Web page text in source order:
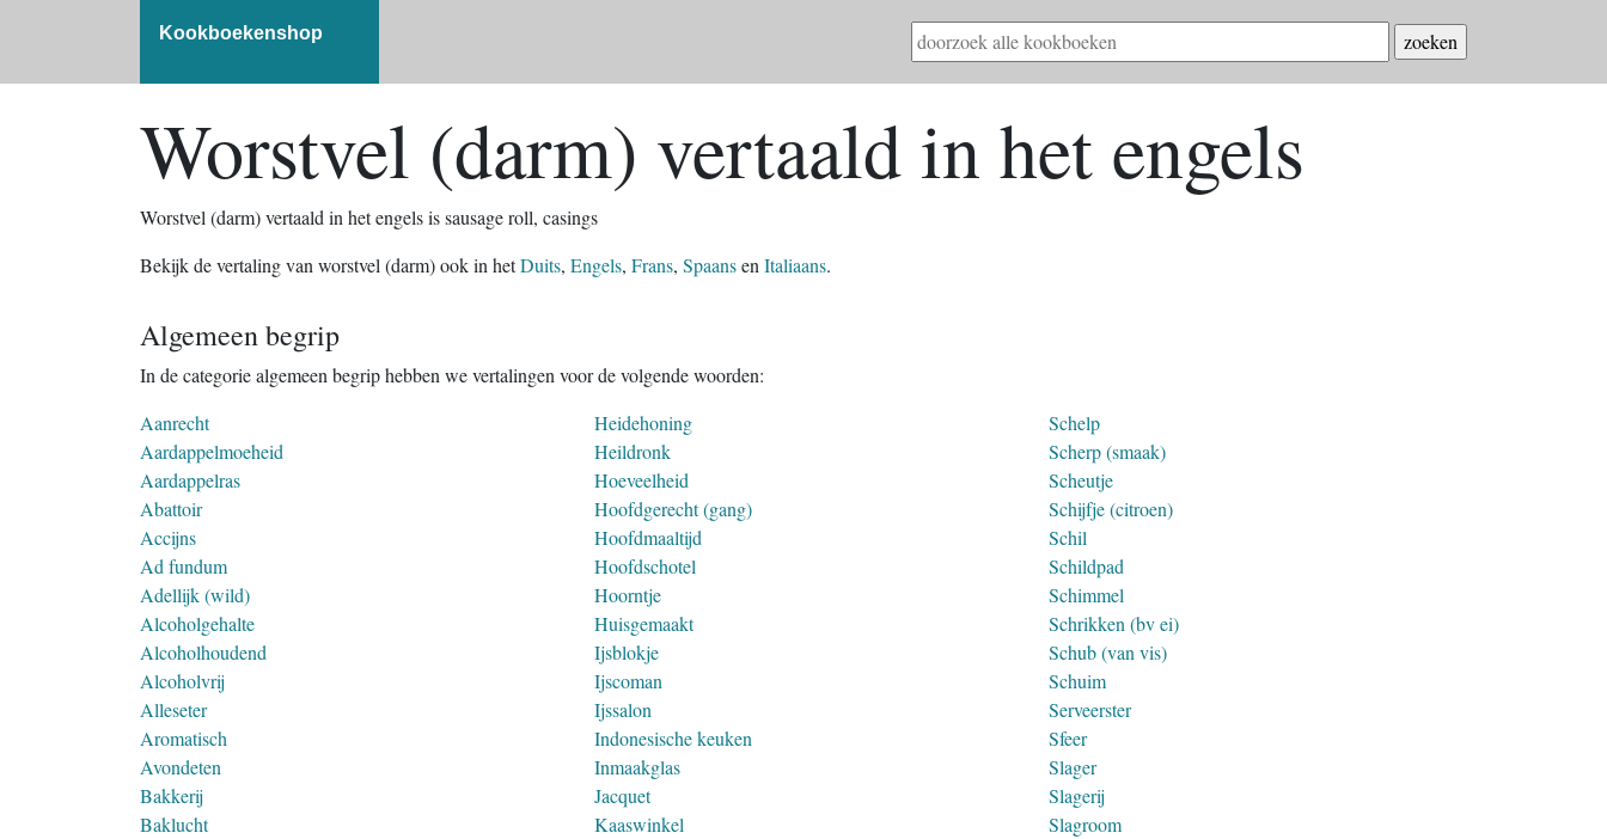
Kookboekenshop
Worstvel (darm) vertaald in het engels
Worstvel (darm) vertaald in het engels is sausage roll, casings
Bekijk de vertaling van worstvel (darm) ook in hetDuits, Engels, Frans, Spaansen Italiaans.
Algemeen begrip
In de categorie algemeen begrip hebben we vertalingen voor de volgende woorden:
Aanrecht
Aardappelmoeheid
Aardappelras
Abattoir
Accijns
Ad fundum
Adellijk (wild)
Alcoholgehalte
Alcoholhoudend
Alcoholvrij
Alleseter
Aromatisch
Avondeten
Bakkerij
Baklucht
Heidehoning
Heildronk
Hoeveelheid
Hoofdgerecht (gang)
Hoofdmaaltijd
Hoofdschotel
Hoorntje
Huisgemaakt
Ijsblokje
Ijscoman
Ijssalon
Indonesische keuken
Inmaakglas
Jacquet
Kaaswinkel
Schelp
Scherp (smaak)
Scheutje
Schijfje (citroen)
Schil
Schildpad
Schimmel
Schrikken (bv ei)
Schub (van vis)
Schuim
Serveerster
Sfeer
Slager
Slagerij
Slagroom